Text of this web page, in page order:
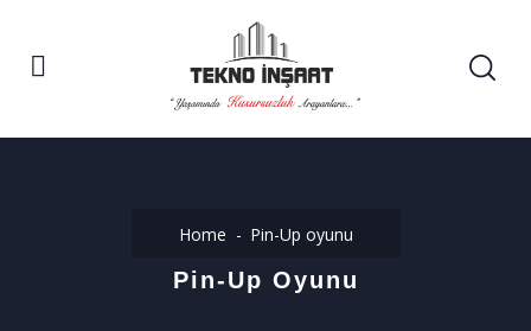
Home Pin-Up oyunu
Pin-Up Oyunu